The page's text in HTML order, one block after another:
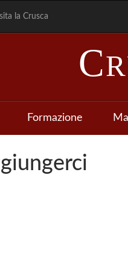
la Crusca
C
Formazione